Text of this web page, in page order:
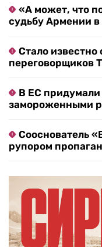
«А может, что
судьбу Армении в
Стало известно
переговорщиков
В ЕС
замороженными
Сооснователь
рупором